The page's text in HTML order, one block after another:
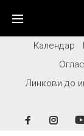
contentКалендар
Линкови до
Facebook